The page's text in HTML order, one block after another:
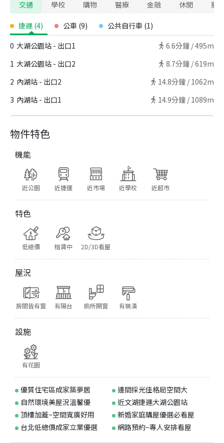
物件特色
機能
近公園 近捷運 近市場 近學校 近超市
特色
低總價 租賃中 2D/3D看屋
屋況
房間皆有窗 有陽台 廁所開窗 有裝潢
設施
有花園
優質住宅區成家築夢居
邊間採光佳格局空間大
自然環境美屋況溫馨優
近文湖捷運大湖公園站
頂樓加蓋~空間寬廣好用
新婚家庭購屋優選必看屋
台北低總價成家立業優選
網路預約~專人安排看屋
交通 學校 購物 醫療 金融 休閒 寵
捷運 (4) 公車 (9) 公共自行車 (1)
0 大湖公園站 - 出口1 6.6分鐘 /495m
1 大湖公園站 - 出口2 8.7分鐘 /619m
2 內湖站 - 出口2 14.8分鐘 / 1062m
3 內湖站 - 出口1 14.9分鐘 / 1089m